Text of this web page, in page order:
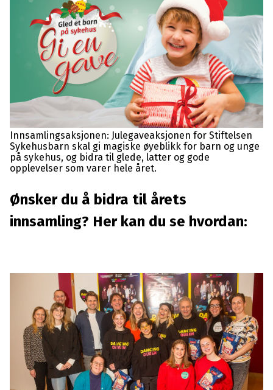
Innsamlingsaksjonen: Julegaveaksjonen for Stiftelsen
Sykehusbarn skal gi magiske øyeblikk for barn og unge
på sykehus, og bidra til glede, latter og gode
opplevelser som varer hele året.
Ønsker du å bidra til årets
innsamling? Her kan du se hvordan: